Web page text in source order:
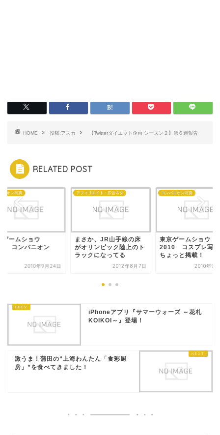
HOME 投稿:アスカ 【Twitterダイエット企画 シーズン２】第６週報告
RELATED POST
ニオン写真
ゲームショウ
コンパニオン
2010年9月24日
アフィリエイト・広告ネタ
まさか、JR山手線の床
がオリンピック陸上のト
ラックになってる
2012年8月7日
コンパニオン写真
東京ゲームショウ
2010 コスプレ写
ちょっと掲載！
2010年9
iPhoneアプリ『サマーウォーズ ～花札
KOIKOI～』登場！
激うま！蒲田の“上海わんたん「食彩厨
房」”を食べてきました！